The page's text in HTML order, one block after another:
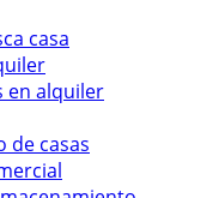
casa
en alquiler
de casas